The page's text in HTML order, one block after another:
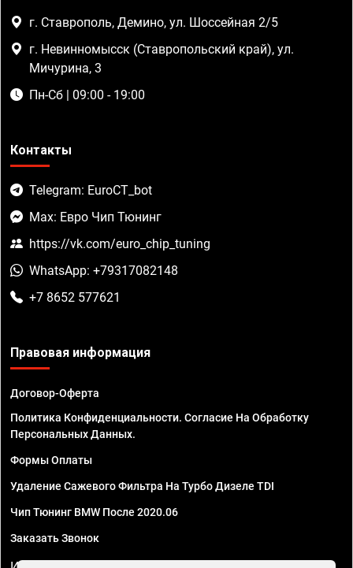
г. Ставрополь, Демино, ул. Шоссейная 2/5
г. Невинномысск (Ставропольский край), ул.
Мичурина, 3
Пн-Сб | 09:00 - 19:00
Контакты
Telegram: EuroCT_bot
Max: Евро Чип Тюнинг
https://vk.com/euro_chip_tuning
WhatsApp: +79317082148
+7 8652 577621
Правовая информация
Договор-Оферта
Политика Конфиденциальности. Согласие На Обработку
Персональных Данных.
Формы Оплаты
Удаление Сажевого Фильтра На Турбо Дизеле TDI
Чип Тюнинг BMW После 2020.06
Заказать Звонок